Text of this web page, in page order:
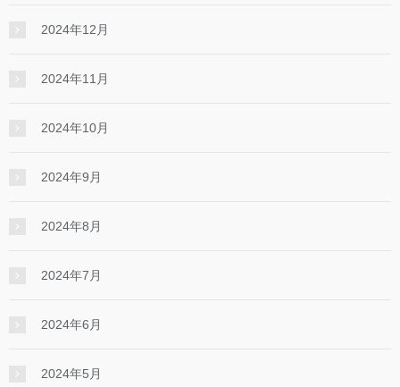
2024年12月
2024年11月
2024年10月
2024年9月
2024年8月
2024年7月
2024年6月
2024年5月